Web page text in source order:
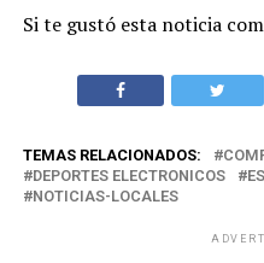
Si te gustó esta noticia
TEMAS RELACIONADOS:
DEPORTES ELECTRONICOS
NOTICIAS-LOCALES